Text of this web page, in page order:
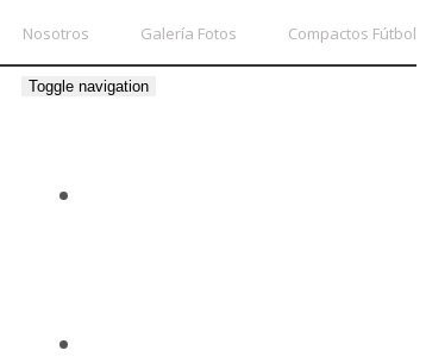
Nosotros Galería Fotos Compactos Fútbol
Toggle navigation